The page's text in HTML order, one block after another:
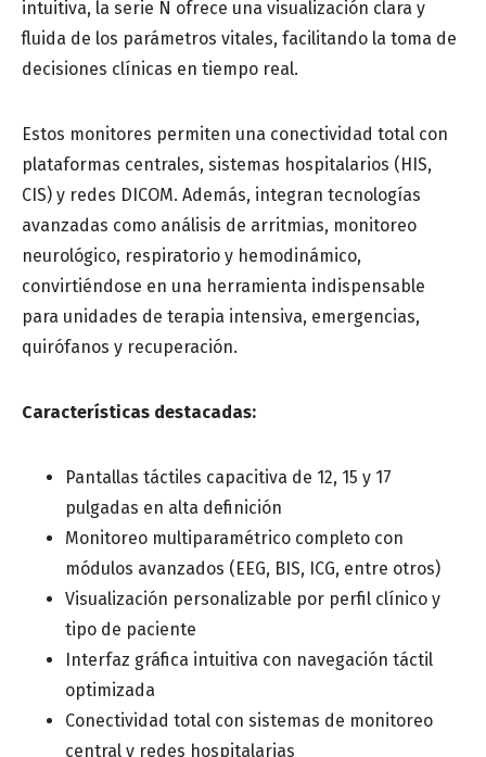
Centro de saludo o Institución médica
Mensaje
intuitiva, la serie N ofrece una visualización clara y
fluida de los parámetros vitales, facilitando la toma de
decisiones clínicas en tiempo real.
Estos monitores permiten una conectividad total con
plataformas centrales, sistemas hospitalarios (HIS,
CIS) y redes DICOM. Además, integran tecnologías
avanzadas como análisis de arritmias, monitoreo
neurológico, respiratorio y hemodinámico,
convirtiéndose en una herramienta indispensable
para unidades de terapia intensiva, emergencias,
quirófanos y recuperación.
Características destacadas:
Pantallas táctiles capacitiva de 12, 15 y 17
pulgadas en alta definición
Monitoreo multiparamétrico completo con
módulos avanzados (EEG, BIS, ICG, entre otros)
Visualización personalizable por perfil clínico y
tipo de paciente
Interfaz gráfica intuitiva con navegación táctil
optimizada
Conectividad total con sistemas de monitoreo
central y redes hospitalarias